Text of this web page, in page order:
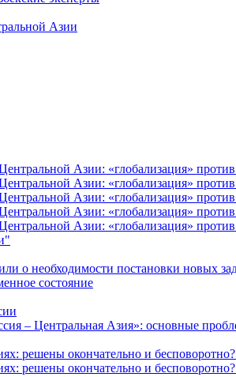
Азии
Азии: «глобализация»
Азии: «глобализация»
Азии: «глобализация»
Азии: «глобализация»
Азии: «глобализация»
о необходимости постановки новых
состояние
– Центральная Азия»: основные
решены окончательно и бесповоротно?
решены окончательно и бесповоротно?